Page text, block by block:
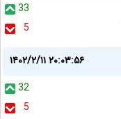
33
5
۱۴۰۲/۲/۱۱ ۲۰:۰۳:۵۶
32
5